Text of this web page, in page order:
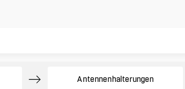
Antennenhalterungen